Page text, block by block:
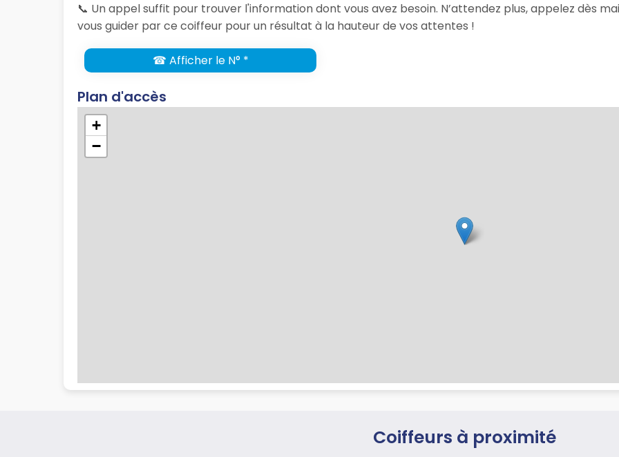
📞 Un appel suffit pour trouver l'information dont vous avez besoin. N’attendez plus, appelez dès
vous guider par ce coiffeur pour un résultat à la hauteur de vos attentes !
☎ Afficher le N° *
Plan d'accès
+
−
Coiffeurs à proximité